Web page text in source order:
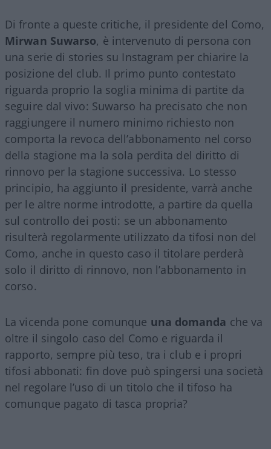
Di fronte a queste critiche, il presidente del Como,
Mirwan Suwarso, è intervenuto di persona con
una serie di stories su Instagram per chiarire la
posizione del club. Il primo punto contestato
riguarda proprio la soglia minima di partite da
seguire dal vivo: Suwarso ha precisato che non
raggiungere il numero minimo richiesto non
comporta la revoca dell’abbonamento nel corso
della stagione ma la sola perdita del diritto di
rinnovo per la stagione successiva. Lo stesso
principio, ha aggiunto il presidente, varrà anche
per le altre norme introdotte, a partire da quella
sul controllo dei posti: se un abbonamento
risulterà regolarmente utilizzato da tifosi non del
Como, anche in questo caso il titolare perderà
solo il diritto di rinnovo, non l’abbonamento in
corso.
La vicenda pone comunque una domanda che va
oltre il singolo caso del Como e riguarda il
rapporto, sempre più teso, tra i club e i propri
tifosi abbonati: fin dove può spingersi una società
nel regolare l’uso di un titolo che il tifoso ha
comunque pagato di tasca propria?